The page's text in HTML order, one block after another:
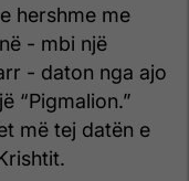
hershme me
- mbi një
- daton nga ajo
“Pigmalion.”
më tej datën e